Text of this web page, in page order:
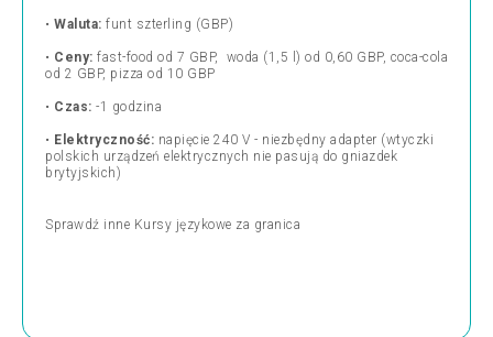
• Waluta: funt szterling (GBP)
• Ceny: fast-food od 7 GBP, woda (1,5 l) od 0,60 GBP, coca-cola
od 2 GBP, pizza od 10 GBP
• Czas: -1 godzina
• Elektryczność: napięcie 240 V - niezbędny adapter (wtyczki
polskich urządzeń elektrycznych nie pasują do gniazdek
brytyjskich)
Sprawdź inne Kursy językowe za granica